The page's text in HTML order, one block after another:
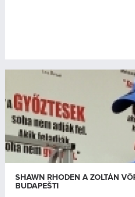
SHAWN RHODEN A ZOLTÁN
BUDAPEŠTI